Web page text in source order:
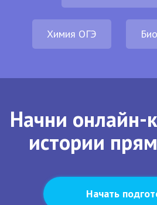
Химия ОГЭ
Начни онлайн-
истории
Начать